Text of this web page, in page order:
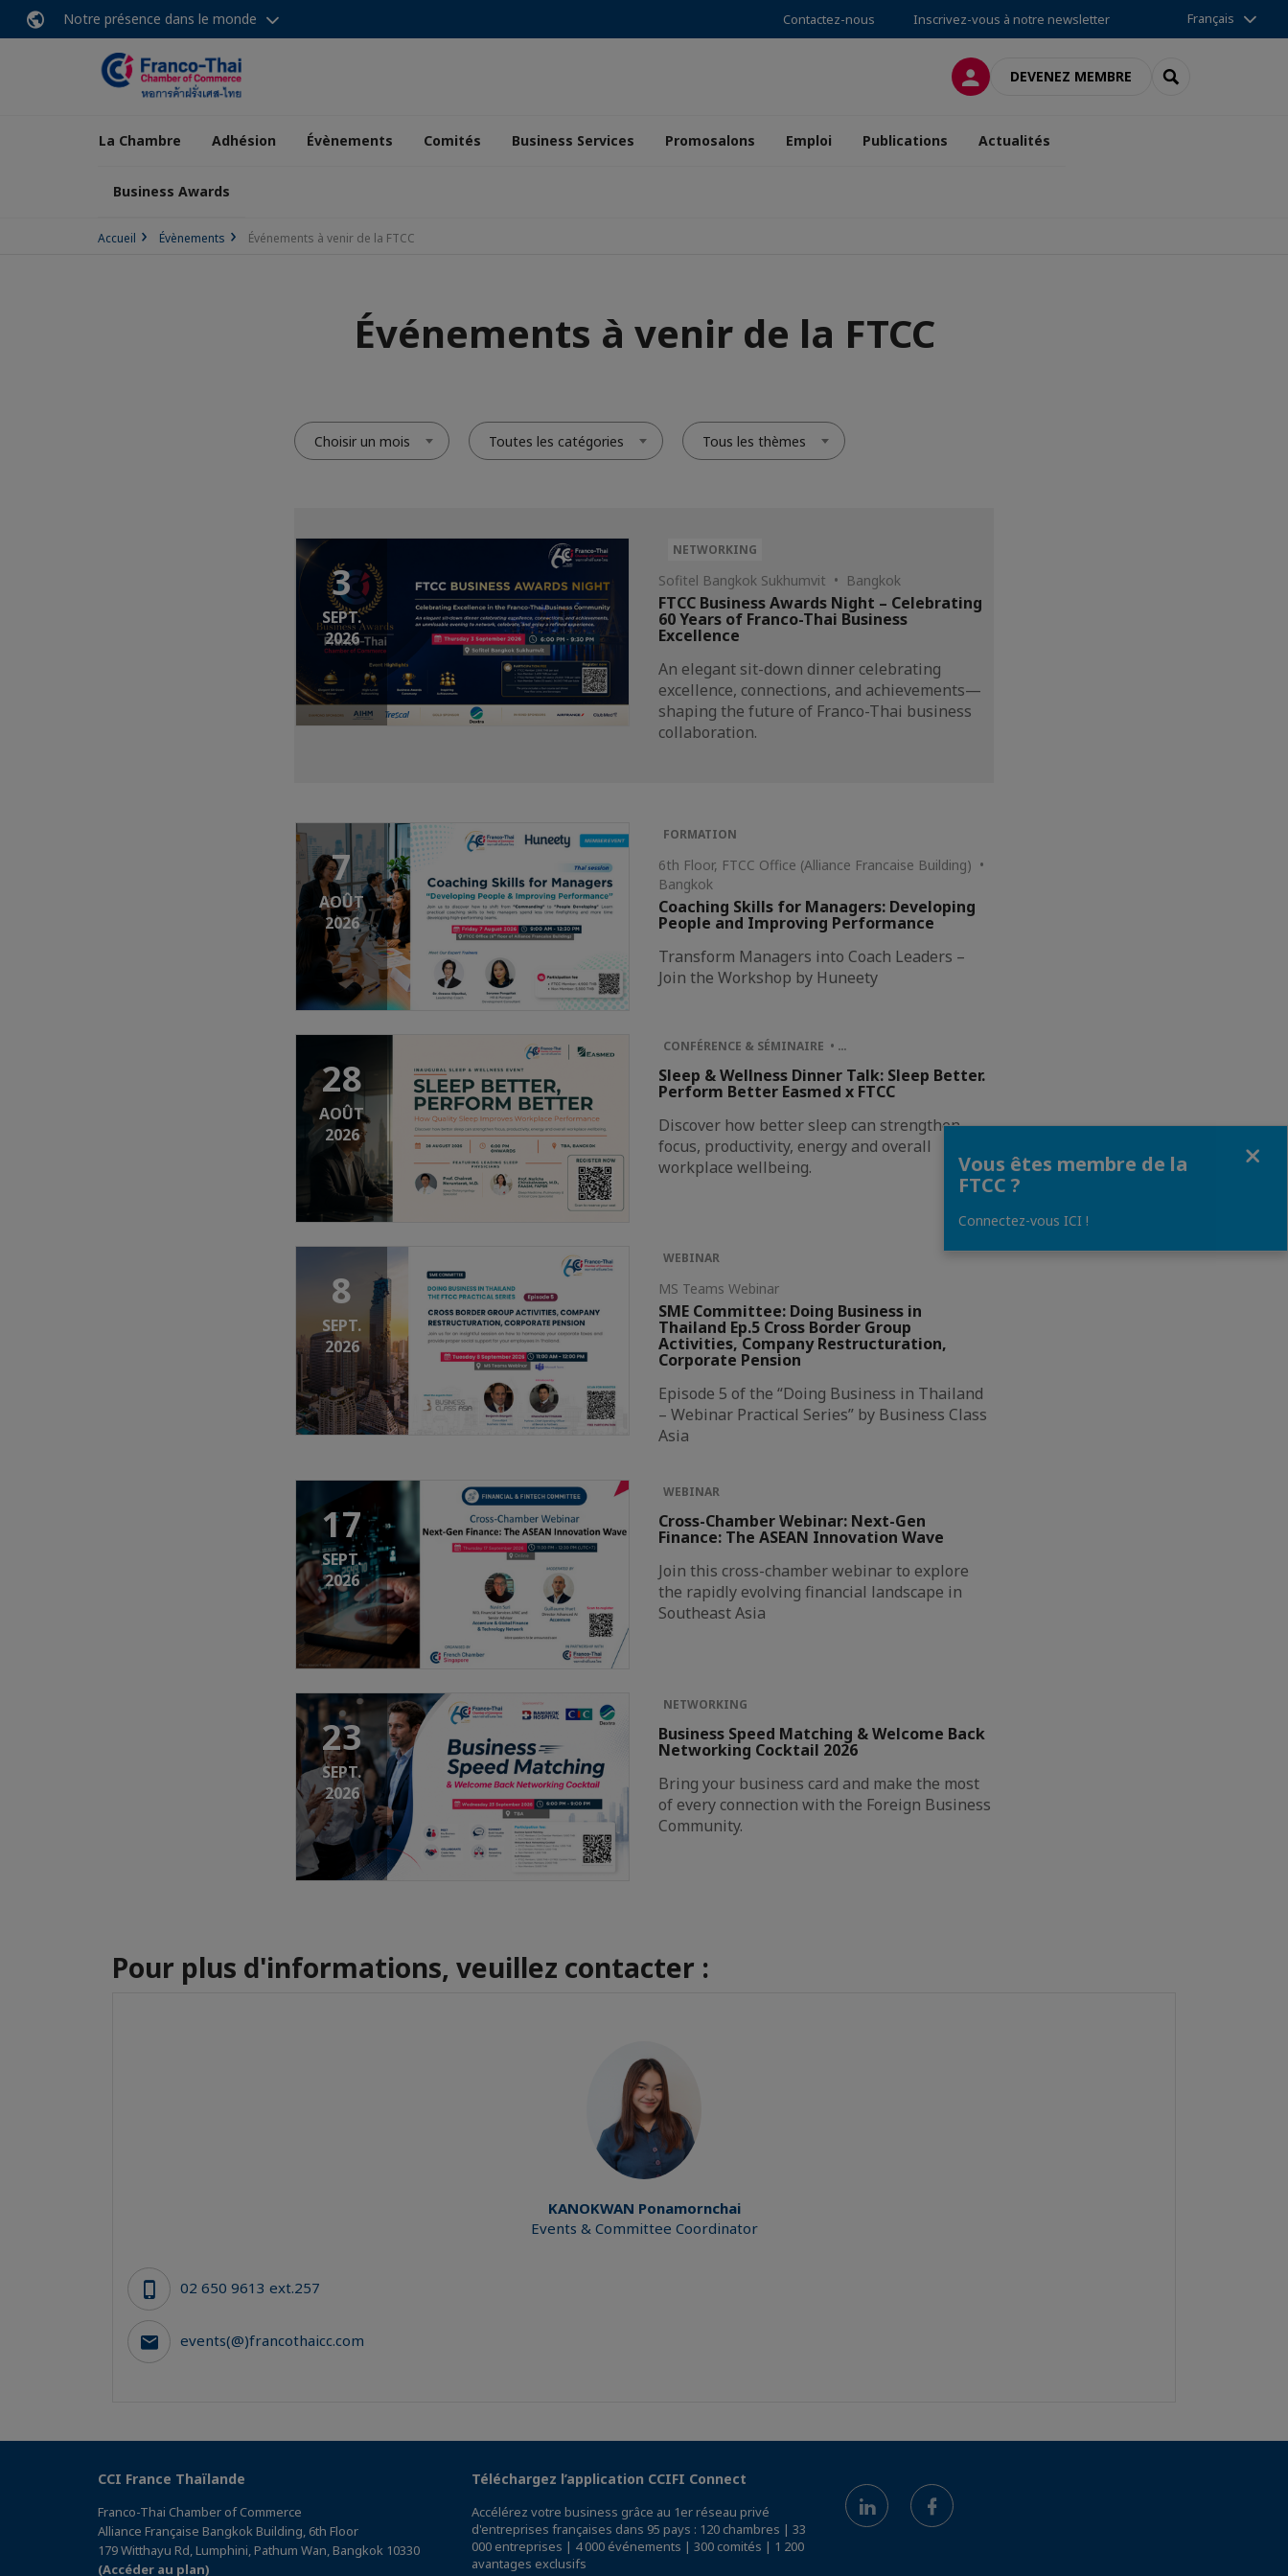
Notre présence dans le monde Contactez-nous Inscrivez-vous à notre newsletter Français
CONNEXIONDEVENEZ MEMBRE RECHERCHER
La Chambre Adhésion Évènements Comités Business Services Promosalons Emploi Publications Actualités
Business Awards
Accueil Évènements Événements à venir de la FTCC
Événements à venir de la FTCC
Choisir un mois Toutes les catégories Tous les thèmes
3
SEPT.
2026
NETWORKING
Sofitel Bangkok Sukhumvit • Bangkok
FTCC Business Awards Night – Celebrating
60 Years of Franco-Thai Business
Excellence
An elegant sit-down dinner celebrating
excellence, connections, and achievements—
shaping the future of Franco-Thai business
collaboration.
7
AOÛT
2026
FORMATION
6th Floor, FTCC Office (Alliance Francaise Building) •
Bangkok
Coaching Skills for Managers: Developing
People and Improving Performance
Transform Managers into Coach Leaders –
Join the Workshop by Huneety
28
AOÛT
2026
CONFÉRENCE & SÉMINAIRE • …
Sleep & Wellness Dinner Talk: Sleep Better.
Perform Better Easmed x FTCC
Discover how better sleep can strengthen
focus, productivity, energy and overall
workplace wellbeing.
8
SEPT.
2026
WEBINAR
MS Teams Webinar
SME Committee: Doing Business in
Thailand Ep.5 Cross Border Group
Activities, Company Restructuration,
Corporate Pension
Episode 5 of the “Doing Business in Thailand
– Webinar Practical Series” by Business Class
Asia
17
SEPT.
2026
WEBINAR
Cross-Chamber Webinar: Next-Gen
Finance: The ASEAN Innovation Wave
Join this cross-chamber webinar to explore
the rapidly evolving financial landscape in
Southeast Asia
23
SEPT.
2026
NETWORKING
Business Speed Matching & Welcome Back
Networking Cocktail 2026
Bring your business card and make the most
of every connection with the Foreign Business
Community.
Pour plus d'informations, veuillez contacter :
KANOKWAN Ponamornchai
Events & Committee Coordinator
02 650 9613 ext.257
events(@)francothaicc.com
CCI France Thaïlande
Franco-Thai Chamber of Commerce
Alliance Française Bangkok Building, 6th Floor
179 Witthayu Rd, Lumphini, Pathum Wan, Bangkok 10330
(Accéder au plan)
Téléchargez l’application CCIFI Connect
Accélérez votre business grâce au 1er réseau privé
d'entreprises françaises dans 95 pays : 120 chambres | 33
000 entreprises | 4 000 événements | 300 comités | 1 200
avantages exclusifs
Vous êtes membre de la
FTCC ?
Connectez-vous ICI !